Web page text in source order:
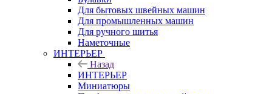
Для бытовых швейных машин
Для промышленных машин
Для ручного шитья
Наметочные
ИНТЕРЬЕР
Назад
ИНТЕРЬЕР
Миниатюры